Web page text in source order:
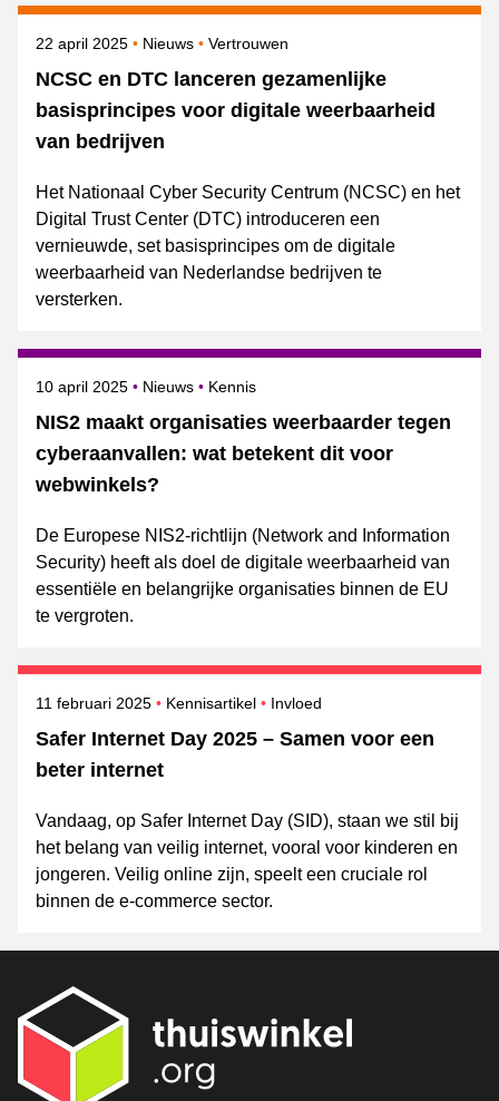
NCSC en DTC lanceren gezamenlijke
basisprincipes voor digitale weerbaarheid
van bedrijven
Gepubliceerd op
22 april 2025 Categorie
Nieuws Onderwerpen
Vertrouwen
Het Nationaal Cyber Security Centrum (NCSC) en het
Digital Trust Center (DTC) introduceren een
vernieuwde, set basisprincipes om de digitale
weerbaarheid van Nederlandse bedrijven te
versterken.
NIS2 maakt organisaties weerbaarder tegen
cyberaanvallen: wat betekent dit voor
webwinkels?
Gepubliceerd op
10 april 2025 Categorie
Nieuws Onderwerpen
Kennis
De Europese NIS2-richtlijn (Network and Information
Security) heeft als doel de digitale weerbaarheid van
essentiële en belangrijke organisaties binnen de EU
te vergroten.
Safer Internet Day 2025 – Samen voor een
beter internet
Gepubliceerd op
11 februari 2025 Kennisartikel Onderwerpen
Invloed
Vandaag, op Safer Internet Day (SID), staan we stil bij
het belang van veilig internet, vooral voor kinderen en
jongeren. Veilig online zijn, speelt een cruciale rol
binnen de e-commerce sector.